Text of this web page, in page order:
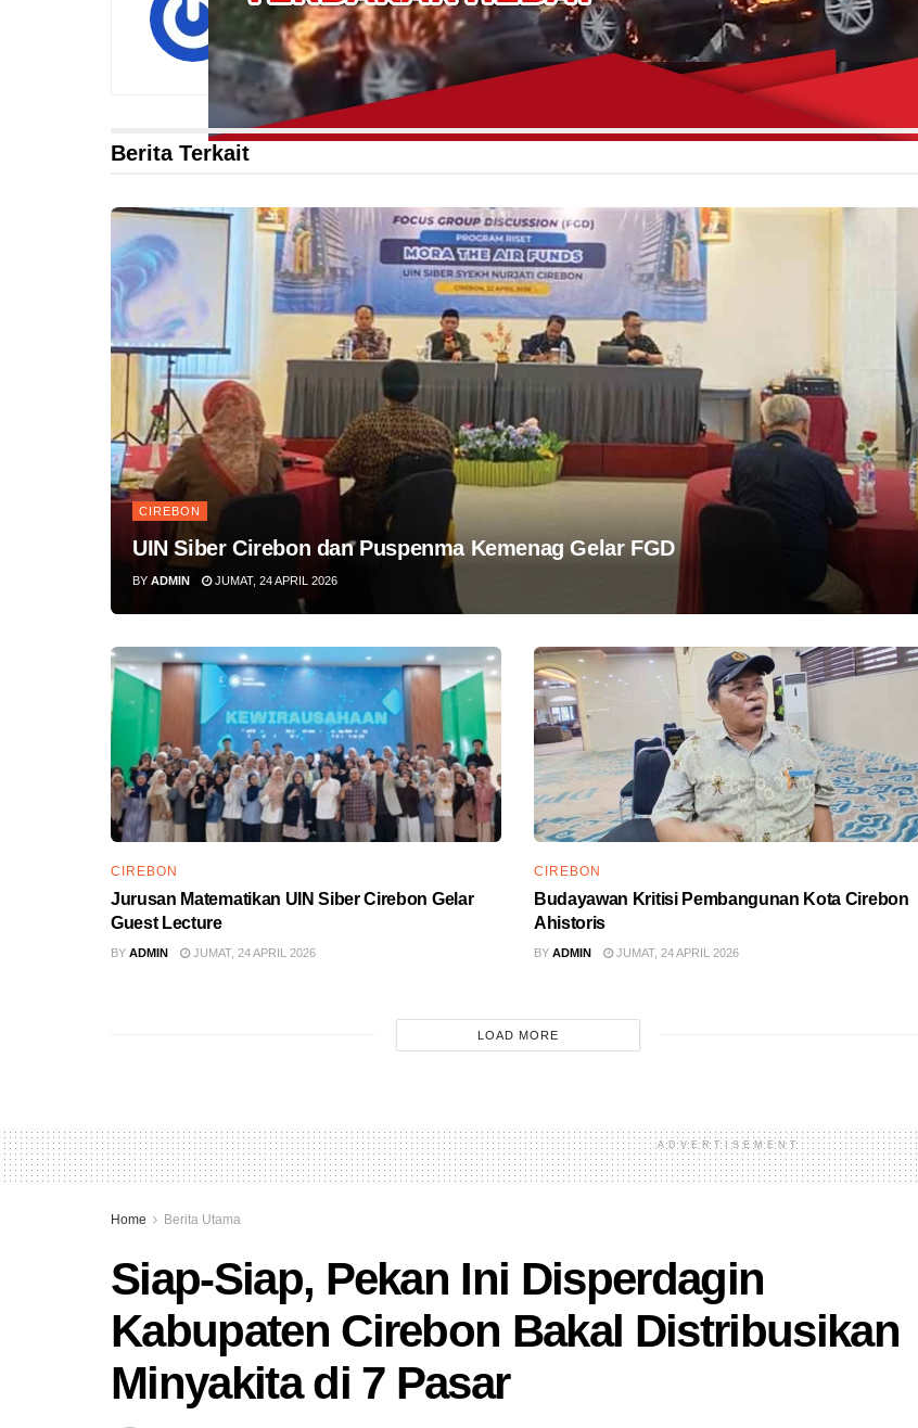
Berita Terkait
CIREBON
UIN Siber Cirebon dan Puspenma Kemenag Gelar FGD
BY ADMIN JUMAT, 24 APRIL 2026
CIREBON
Jurusan Matematikan UIN Siber Cirebon Gelar
Guest Lecture
BY ADMIN JUMAT, 24 APRIL 2026
CIREBON
Budayawan Kritisi Pembangunan Kota Cirebon
Ahistoris
BY ADMIN JUMAT, 24 APRIL 2026
LOAD MORE
ADVERTISEMENT
Home Berita Utama
Siap-Siap, Pekan Ini Disperdagin
Kabupaten Cirebon Bakal Distribusikan
Minyakita di 7 Pasar